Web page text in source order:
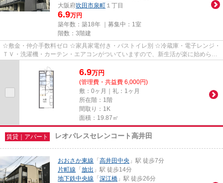
大阪府吹田市泉町 １丁目
6.9万円
築年数：築18年 ｜募集中： 1室
階数：3階建
☆敷金・仲介手数料ゼロ ☆家具家電付き・バストイレ別 ☆冷蔵庫・電子レンジ・
ＴＶ・洗濯機・カーテン・エアコンがついていますので、新生活が楽に始められ
6.9万円
(管理費・共益費 6,000円)
敷：0ヶ月｜礼：1ヶ月
所在階：1階
間取り：1K
面積：19.87㎡
賃貸｜アパート レオパレスセレンコート高井田
おおさか東線 「 高井田中央 」駅 徒歩7分
片町線 「 放出 」駅 徒歩14分
地下鉄中央線 「 深江橋 」駅 徒歩26分